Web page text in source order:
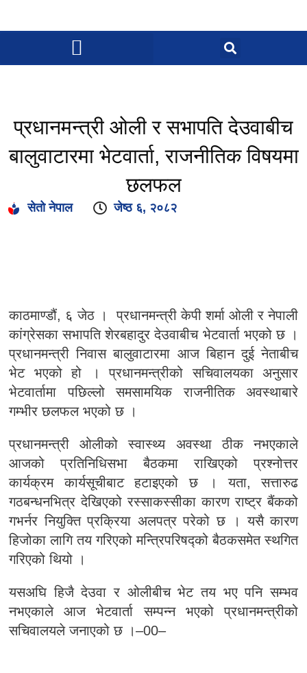
प्रधानमन्त्री ओली र सभापति देउवाबीच
बालुवाटारमा भेटवार्ता, राजनीतिक विषयमा
छलफल
सेतो नेपाल जेष्ठ ६, २०८२
काठमाण्डौं, ६ जेठ । प्रधानमन्त्री केपी शर्मा ओली र नेपाली
कांग्रेसका सभापति शेरबहादुर देउवाबीच भेटवार्ता भएको छ ।
प्रधानमन्त्री निवास बालुवाटारमा आज बिहान दुई नेताबीच
भेट भएको हो । प्रधानमन्त्रीको सचिवालयका अनुसार
भेटवार्तामा पछिल्लो समसामयिक राजनीतिक अवस्थाबारे
गम्भीर छलफल भएको छ ।
प्रधानमन्त्री ओलीको स्वास्थ्य अवस्था ठीक नभएकाले
आजको प्रतिनिधिसभा बैठकमा राखिएको प्रश्नोत्तर
कार्यक्रम कार्यसूचीबाट हटाइएको छ । यता, सत्तारुढ
गठबन्धनभित्र देखिएको रस्साकस्सीका कारण राष्ट्र बैंकको
गभर्नर नियुक्ति प्रक्रिया अलपत्र परेको छ । यसै कारण
हिजोका लागि तय गरिएको मन्त्रिपरिषद्को बैठकसमेत स्थगित
गरिएको थियो ।
यसअघि हिजै देउवा र ओलीबीच भेट तय भए पनि सम्भव
नभएकाले आज भेटवार्ता सम्पन्न भएको प्रधानमन्त्रीको
सचिवालयले जनाएको छ ।–00–